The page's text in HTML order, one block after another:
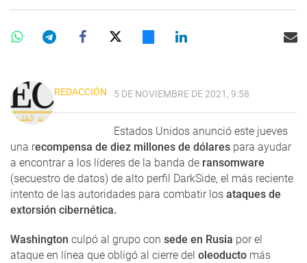
REDACCIÓN 5 DE NOVIEMBRE DE 2021, 9:58
Estados Unidos anunció este jueves
una recompensa de diez millones de dólares para ayudar
a encontrar a los líderes de la banda de ransomware
(secuestro de datos) de alto perfil DarkSide, el más reciente
intento de las autoridades para combatir los ataques de
extorsión cibernética.
Washington culpó al grupo con sede en Rusia por el
ataque en línea que obligó al cierre del oleoducto más